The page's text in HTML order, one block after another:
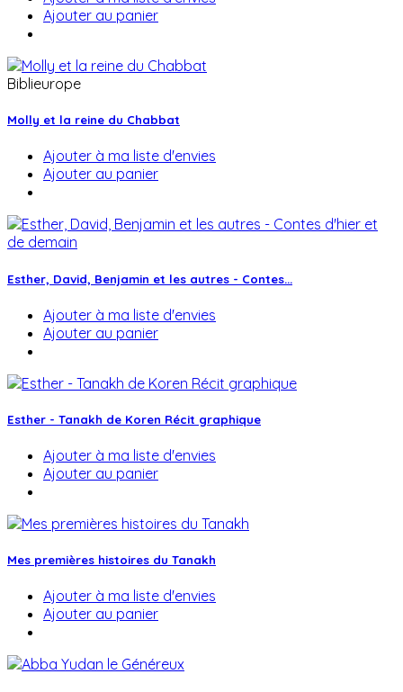
Ajouter au panier
Biblieurope
Molly et la reine du Chabbat
Ajouter à ma liste d'envies
Ajouter au panier
Esther, David, Benjamin et les autres - Contes...
Ajouter à ma liste d'envies
Ajouter au panier
Esther - Tanakh de Koren Récit graphique
Ajouter à ma liste d'envies
Ajouter au panier
Mes premières histoires du Tanakh
Ajouter à ma liste d'envies
Ajouter au panier